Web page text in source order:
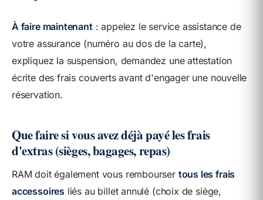
À faire maintenant: appelez le service assistance de
votre assurance (numéro au dos de la carte),
expliquez la suspension, demandez une attestation
écrite des frais couverts avant d'engager une nouvelle
réservation.
Que faire si vous avez déjà payé les frais
d'extras (sièges, bagages, repas)
RAM doit également vous rembourser tous les frais
accessoires liés au billet annulé (choix de siège,